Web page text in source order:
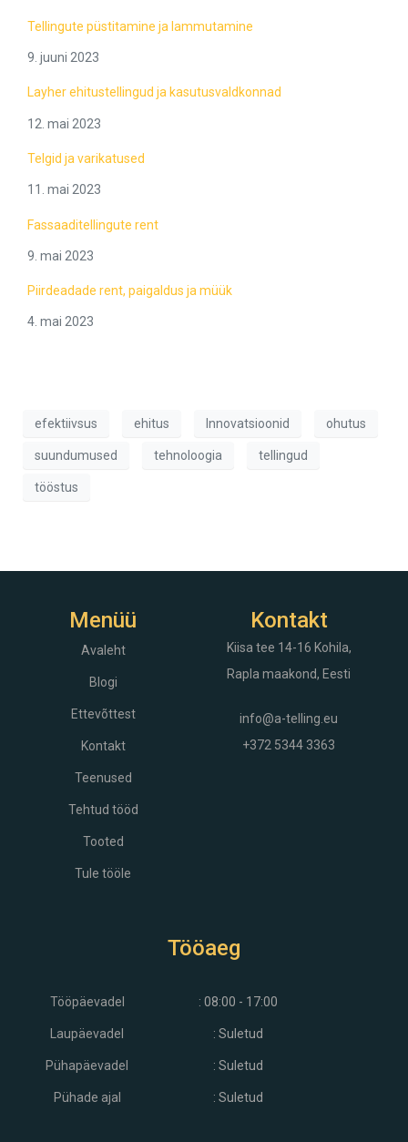
Tellingute püstitamine ja lammutamine
9. juuni 2023
Layher ehitustellingud ja kasutusvaldkonnad
12. mai 2023
Telgid ja varikatused
11. mai 2023
Fassaaditellingute rent
9. mai 2023
Piirdeadade rent, paigaldus ja müük
4. mai 2023
efektiivsus ehitus Innovatsioonid ohutus
suundumused tehnoloogia tellingud
tööstus
Menüü
Avaleht
Blogi
Ettevõttest
Kontakt
Teenused
Tehtud tööd
Tooted
Tule tööle
Kontakt
Kiisa tee 14-16 Kohila,
Rapla maakond, Eesti
info@a-telling.eu
+372 5344 3363
Tööaeg
Tööpäevadel
Laupäevadel
Pühapäevadel
Pühade ajal
: 08:00 - 17:00
: Suletud
: Suletud
: Suletud